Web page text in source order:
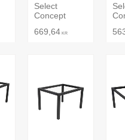
Select
Concept
669,64KR